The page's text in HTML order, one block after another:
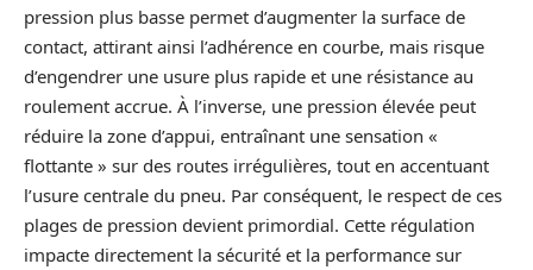
pression plus basse permet d’augmenter la surface de
contact, attirant ainsi l’adhérence en courbe, mais risque
d’engendrer une usure plus rapide et une résistance au
roulement accrue. À l’inverse, une pression élevée peut
réduire la zone d’appui, entraînant une sensation «
flottante » sur des routes irrégulières, tout en accentuant
l’usure centrale du pneu. Par conséquent, le respect de ces
plages de pression devient primordial. Cette régulation
impacte directement la sécurité et la performance sur